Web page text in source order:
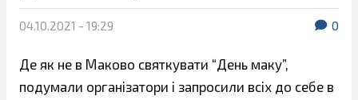
04.10.2021 - 19:29 0
Де як не в Маково святкувати “День маку”,
подумали організатори і запросили всіх до себе в